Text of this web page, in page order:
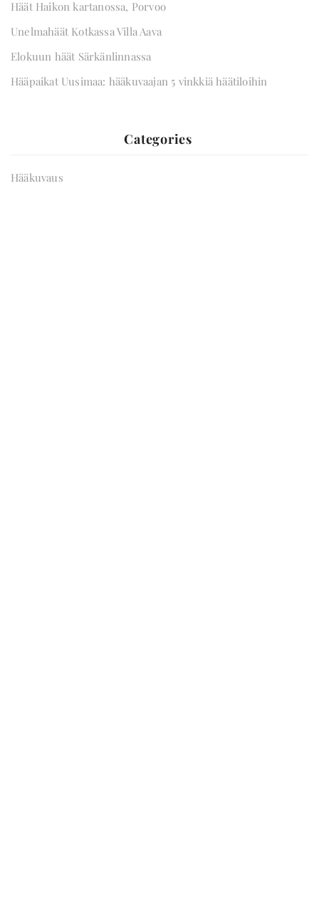
Häät Haikon kartanossa, Porvoo
Unelmahäät Kotkassa Villa Aava
Elokuun häät Särkänlinnassa
Hääpaikat Uusimaa: hääkuvaajan 5 vinkkiä häätiloihin
Categories
Hääkuvaus